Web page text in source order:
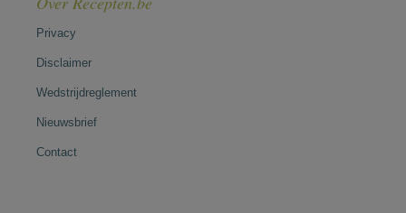
Privacy
Disclaimer
Wedstrijdreglement
Nieuwsbrief
Contact